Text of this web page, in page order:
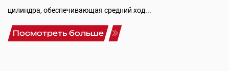
цилиндра, обеспечивающая средний ход...
Посмотреть больше